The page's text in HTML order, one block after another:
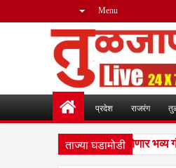
Menu
प्रदेश राजरंग
ताज्या घडामोडी
समाजातील गुणवंतांचा होणार भव्य